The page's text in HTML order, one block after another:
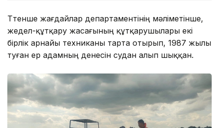
Төтенше жағдайлар департаментінің мәліметінше,
жедел-құтқару жасағының құтқарушылары екі
бірлік арнайы техниканы тарта отырып, 1987 жылы
туған ер адамның денесін судан алып шыққан.